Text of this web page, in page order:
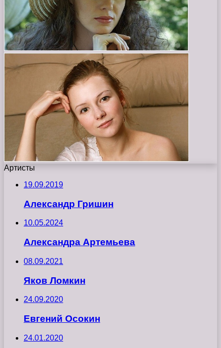
Артисты
19.09.2019
Александр Гришин
10.05.2024
Александра Артемьева
08.09.2021
Яков Ломкин
24.09.2020
Евгений Осокин
24.01.2020